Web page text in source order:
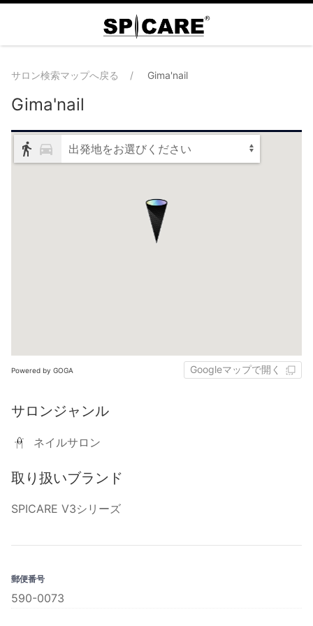
サロン検索マップへ戻る Gima'nail
Gima'nail
出発地をお選びください
Powered by GOGA Googleマップで開く
サロンジャンル
ネイルサロン
取り扱いブランド
SPICARE V3シリーズ
郵便番号
590-0073